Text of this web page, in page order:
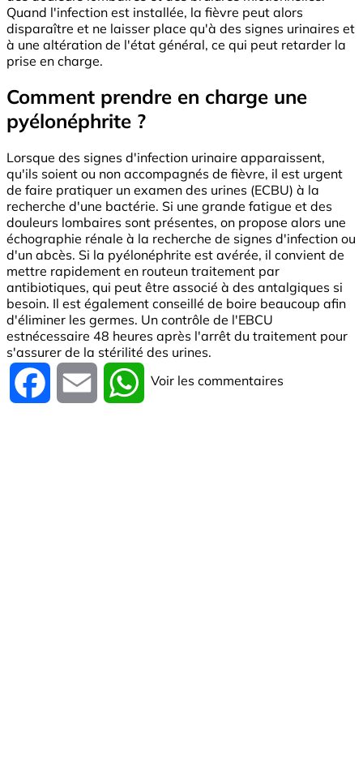
Quand l'infection est installée, la fièvre peut alors
disparaître et ne laisser place qu'à des signes urinaires et
à une altération de l'état général, ce qui peut retarder la
prise en charge.
Comment prendre en charge une
pyélonéphrite ?
Lorsque des signes d'infection urinaire apparaissent,
qu'ils soient ou non accompagnés de fièvre, il est urgent
de faire pratiquer un examen des urines (ECBU) à la
recherche d'une bactérie. Si une grande fatigue et des
douleurs lombaires sont présentes, on propose alors une
échographie rénale à la recherche de signes d'infection ou
d'un abcès. Si la pyélonéphrite est avérée, il convient de
mettre rapidement en routeun traitement par
antibiotiques, qui peut être associé à des antalgiques si
besoin. Il est également conseillé de boire beaucoup afin
d'éliminer les germes. Un contrôle de l'EBCU
estnécessaire 48 heures après l'arrêt du traitement pour
s'assurer de la stérilité des urines.
Facebook Email WhatsApp
Voir les commentaires